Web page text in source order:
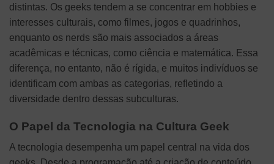
distintas. Os geeks tendem a se concentrar em hobbies e
interesses culturais, como filmes, jogos e quadrinhos,
enquanto os nerds são mais associados a áreas
acadêmicas e técnicas, como ciência e matemática. Essa
diferença, no entanto, não é rígida, e muitos indivíduos se
identificam com ambas as categorias, refletindo a
diversidade dentro dessas subculturas.
O Papel da Tecnologia na Cultura Geek
A tecnologia desempenha um papel central na vida dos